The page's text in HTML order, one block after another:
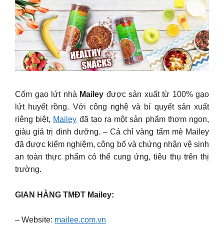
Cốm gạo lứt nhà Mailey được sản xuất từ 100% gạo
lứt huyết rồng. Với công nghệ và bí quyết sản xuất
riêng biệt, Mailey đã tạo ra một sản phẩm thơm ngon,
giàu giá trị dinh dưỡng. – Cá chỉ vàng tẩm mè Mailey
đã được kiểm nghiệm, công bố và chứng nhận vệ sinh
an toàn thực phẩm có thể cung ứng, tiêu thụ trên thị
trường.
GIAN HÀNG TMĐT Mailey:
– Website: mailee.com.vn